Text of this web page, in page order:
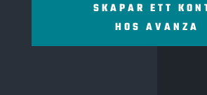
SKAPAR ETT
HOS AVANZA